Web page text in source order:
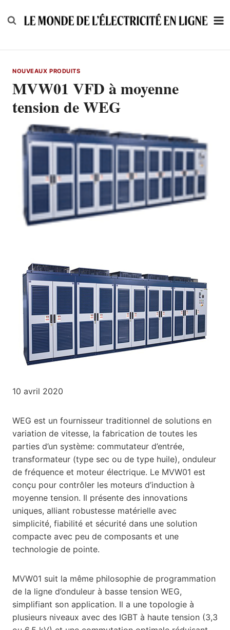
to
NOUVEAUX PRODUITS
MVW01 VFD à moyenne
tension de WEG
10 avril 2020
WEG est un fournisseur traditionnel de solutions en
variation de vitesse, la fabrication de toutes les
parties d’un système: commutateur d’entrée,
transformateur (type sec ou de type huile), onduleur
de fréquence et moteur électrique. Le MVW01 est
conçu pour contrôler les moteurs d’induction à
moyenne tension. Il présente des innovations
uniques, alliant robustesse matérielle avec
simplicité, fiabilité et sécurité dans une solution
compacte avec peu de composants et une
technologie de pointe.
MVW01 suit la même philosophie de programmation
de la ligne d’onduleur à basse tension WEG,
simplifiant son application. Il a une topologie à
plusieurs niveaux avec des IGBT à haute tension (3,3